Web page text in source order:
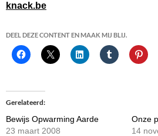
knack.be
DEEL DEZE CONTENT EN MAAK MIJ BLIJ.
Gerelateerd
Bewijs Opwarming Aarde
23 maart 2008
Onze
14